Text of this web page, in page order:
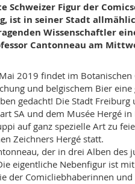
Schweizer Figur der
ist in seiner Stadt
Wissenschaftler
Cantonneau am
2019 findet im
und belgischem Bier
gedacht! Die Stadt
SA und dem Musée Hergé
auf ganz spezielle Art zu
Zeichners Hergé statt.
der in drei Alben des
eigentliche Nebenfigur ist
der Comicliebhaberinnen